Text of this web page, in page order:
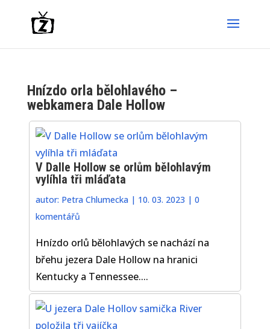
Hnízdo orla bělohlavého –
webkamera Dale Hollow
V Dalle Hollow se orlům bělohlavým
vylíhla tři mláďata
autor: Petra Chlumecka | 10. 03. 2023 |0
komentářů
Hnízdo orlů bělohlavých se nachází na
břehu jezera Dale Hollow na hranici
Kentucky a Tennessee....